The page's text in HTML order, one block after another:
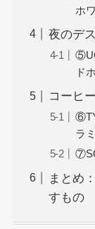
ホ
夜のデ
ド
コーヒ
ラ
まとめ
すもの